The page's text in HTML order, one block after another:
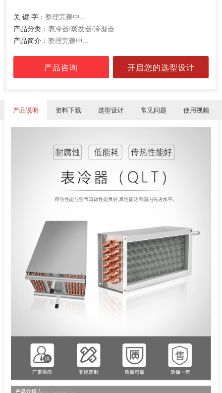
关 键 字： 整理完善中...
产品分类： 表冷器/蒸发器/冷凝器
产品简介： 整理完善中...
产品咨询 开启您的选型设计
产品说明 资料下载 选型设计 常见问题 使用视频